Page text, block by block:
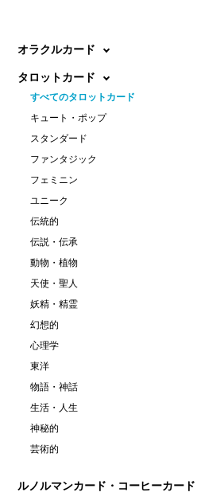
オラクルカード
タロットカード
すべてのタロットカード
キュート・ポップ
スタンダード
ファンタジック
フェミニン
ユニーク
伝統的
伝説・伝承
動物・植物
天使・聖人
妖精・精霊
幻想的
心理学
東洋
物語・神話
生活・人生
神秘的
芸術的
ルノルマンカード・コーヒーカード